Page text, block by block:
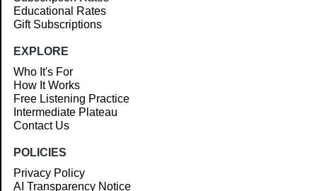
Educational Rates
Gift Subscriptions
EXPLORE
Who It's For
How It Works
Free Listening Practice
Intermediate Plateau
Contact Us
POLICIES
Privacy Policy
AI Transparency Notice